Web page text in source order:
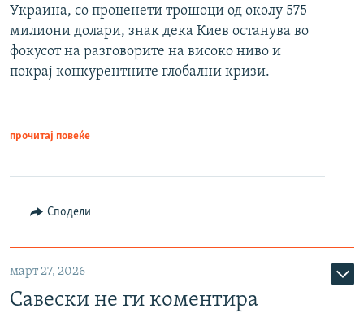
Украина, со проценети трошоци од околу 575
милиони долари, знак дека Киев останува во
фокусот на разговорите на високо ниво и
покрај конкурентните глобални кризи.
прочитај повеќе
Сподели
март 27, 2026
Савески не ги коментира